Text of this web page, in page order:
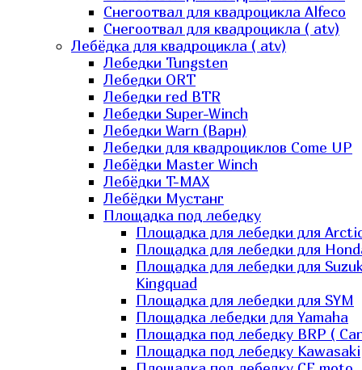
Снегоотвал для квадроцикла Alfeco
Снегоотвал для квадроцикла ( atv)
Лебёдка для квадроцикла ( atv)
Лебедки Tungsten
Лебедки ORT
Лебедки red BTR
Лебедки Super-Winch
Лебедки Warn (Варн)
Лебедки для квадроциклов Come UP
Лебёдки Master Winch
Лебёдки T-MAX
Лебёдки Мустанг
Площадка под лебедку
Площадка для лебедки для
Площадка для лебедки для
Площадка для лебедки для
Kingquad
Площадка для лебедки для SYM
Площадка лебедки для Yamaha
Площадка под лебедку BRP (
Площадка под лебедку Kawasaki